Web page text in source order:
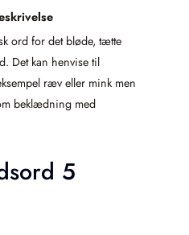
ord for det bløde, tætte
Det kan henvise til
ræv eller mink men
beklædning med
5